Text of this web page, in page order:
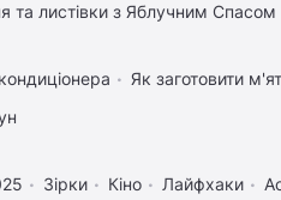
та листівки з Яблучним Спасом
Як заготовити
Зірки Кіно Лайфхаки